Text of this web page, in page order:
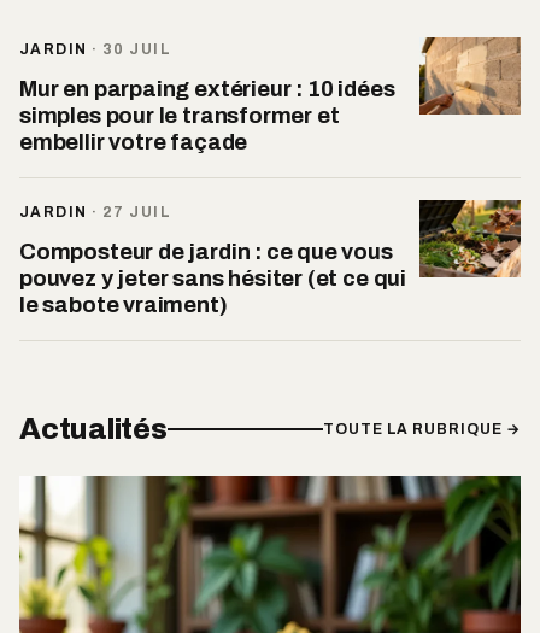
JARDIN · 30 JUIL
Mur en parpaing extérieur : 10 idées
simples pour le transformer et
embellir votre façade
JARDIN · 27 JUIL
Composteur de jardin : ce que vous
pouvez y jeter sans hésiter (et ce qui
le sabote vraiment)
Actualités TOUTE LA RUBRIQUE →